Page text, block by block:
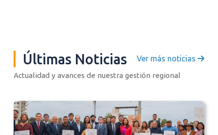
Últimas Noticias Ver más noticias
Actualidad y avances de nuestra gestión regional